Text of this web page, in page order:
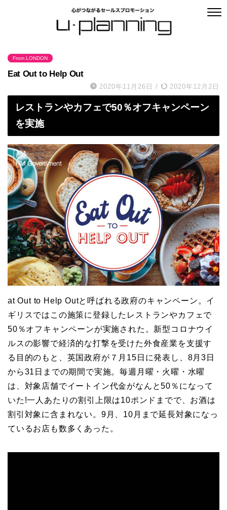
From LONDON
Eat Out to Help Out
2020年11月26日 / 2020年12月2日
レストランやカフェで50％オフキャンペーン
を実施
at Out to Help Outと呼ばれる政府のキャンペーン。イ
ギリスではこの施策に登録したレストランやカフェで
50％オフキャンペーンが実施された。新型コロナウイ
ルスの影響で経済的な打撃を受けた外食産業を支援す
る目的のもと、英国政府が７月15日に発表し、8月3日
から31日までの期間で実施。毎週月曜・火曜・水曜
は、対象店舗でイートイン代金がなんと50％になって
いた!一人あたりの割引上限は10ポンドまでで、お酒は
割引対象に含まれない。9月、10月まで延長対象になっ
ているお店も数多くあった。